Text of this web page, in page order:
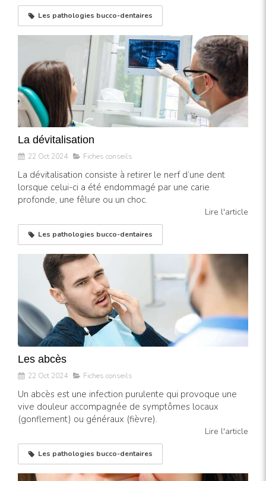
Les pathologies bucco-dentaires
La dévitalisation
22 Oct 2024 Fiches conseils
La dévitalisation consiste à retirer le nerf d’une dent
lorsque celui-ci a été endommagé par une carie
profonde, une fêlure ou un choc.
Lire l'article
Les pathologies bucco-dentaires
Les abcès
22 Oct 2024 Fiches conseils
Un abcès est une infection purulente qui provoque une
vive douleur accompagnée de symptômes locaux
(gonflement) ou généraux (fièvre).
Lire l'article
Les pathologies bucco-dentaires